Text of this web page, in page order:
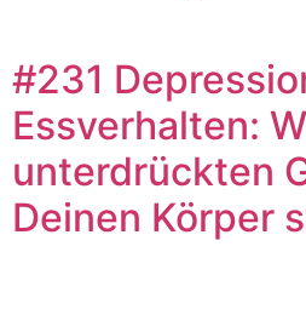
#231
Essverhalten:
unterdrückten
Deinen Körper